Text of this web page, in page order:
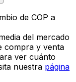
de COP a
del mercado
compra y venta
ver cuánto
nuestra página